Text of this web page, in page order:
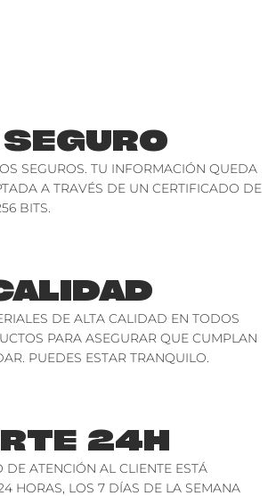
SEGUROS. TU INFORMACIÓN QUEDA
A TRAVÉS DE UN CERTIFICADO DE
BITS.
DE ALTA CALIDAD EN TODOS
PARA ASEGURAR QUE CUMPLAN
PUEDES ESTAR TRANQUILO.
24H
DE ATENCIÓN AL CLIENTE ESTÁ
HORAS, LOS 7 DÍAS DE LA SEMANA